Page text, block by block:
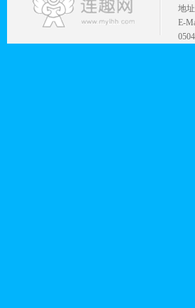
地
E-